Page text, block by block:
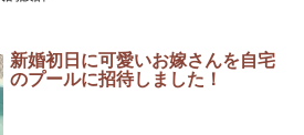
新婚初日に可愛いお嫁さんを自宅
のプールに招待しました！